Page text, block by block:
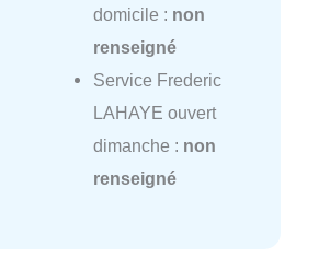
domicile : non
renseigné
Service Frederic
LAHAYE ouvert
dimanche : non
renseigné